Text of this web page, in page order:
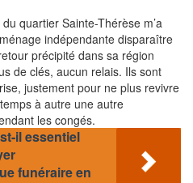
quartier Sainte-Thérèse m’a
indépendante disparaître
précipité dans sa région
de clés, aucun relais. Ils sont
justement pour ne plus revivre
à autre une autre
les congés.
il essentiel
funéraire en